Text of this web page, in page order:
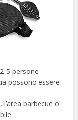
5 persone
possono essere
barbecue o